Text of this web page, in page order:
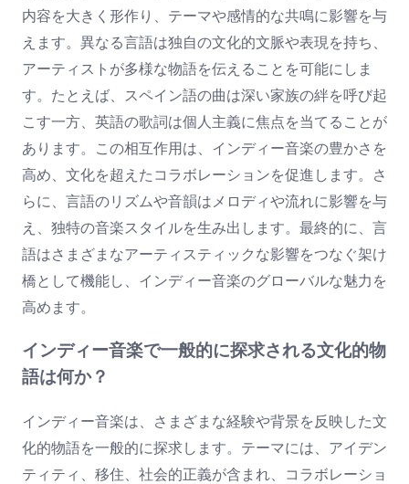
内容を大きく形作り、テーマや感情的な共鳴に影響を与
えます。異なる言語は独自の文化的文脈や表現を持ち、
アーティストが多様な物語を伝えることを可能にしま
す。たとえば、スペイン語の曲は深い家族の絆を呼び起
こす一方、英語の歌詞は個人主義に焦点を当てることが
あります。この相互作用は、インディー音楽の豊かさを
高め、文化を超えたコラボレーションを促進します。さ
らに、言語のリズムや音韻はメロディや流れに影響を与
え、独特の音楽スタイルを生み出します。最終的に、言
語はさまざまなアーティスティックな影響をつなぐ架け
橋として機能し、インディー音楽のグローバルな魅力を
高めます。
インディー音楽で一般的に探求される文化的物
語は何か？
インディー音楽は、さまざまな経験や背景を反映した文
化的物語を一般的に探求します。テーマには、アイデン
ティティ、移住、社会的正義が含まれ、コラボレーショ